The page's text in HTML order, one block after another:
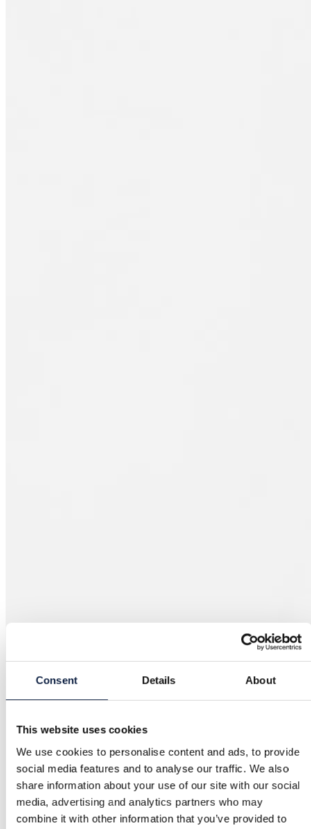
Consent Details About
This website uses cookies
We use cookies to personalise content and ads, to provide
social media features and to analyse our traffic. We also
share information about your use of our site with our social
media, advertising and analytics partners who may
combine it with other information that you’ve provided to